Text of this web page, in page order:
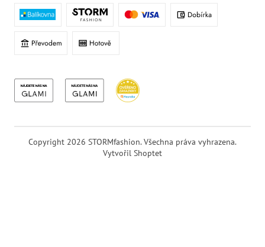
Vytvořil Shoptet
Copyright 2026 STORMfashion. Všechna práva vyhrazena.